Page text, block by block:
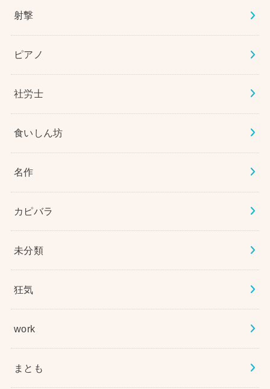
射撃
ピアノ
社労士
食いしん坊
名作
カピバラ
未分類
狂気
work
まとも